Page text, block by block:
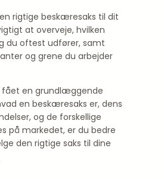
rigtige beskæresaks til dit
at overveje, hvilken
du oftest udfører, samt
og grene du arbejder
fået en grundlæggende
en beskæresaks er, dens
og de forskellige
på markedet, er du bedre
den rigtige saks til dine